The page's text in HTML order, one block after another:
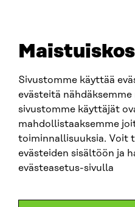
Sivustomme käyttää
evästeitä
sivustomme käyttäjät
mahdollistaaksemme
toiminnallisuuksia. Voit
evästeiden sisältöön ja
evästeasetus-sivulla
SITRA SOSIAALISESSA MEDIASSA
LinkedIn
Instagram
YouTube